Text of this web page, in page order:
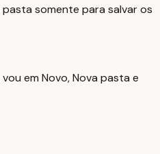
somente para salvar os
em Novo, Nova pasta e